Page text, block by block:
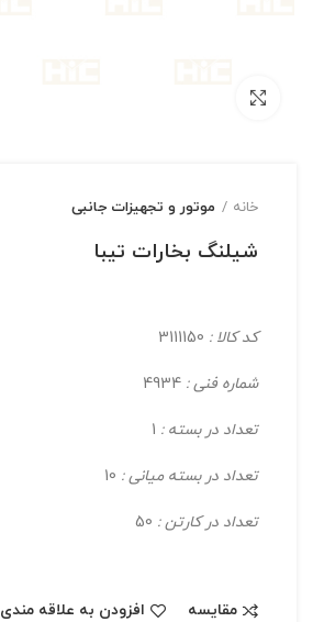
خانه موتور و تجهیزات جانبی
شیلنگ بخارات تیبا
کد کالا :
شماره فنی :
تعداد در بسته :
تعداد در بسته میانی :
تعداد در کارتن :
مقایسه افزودن به علاقه مندی